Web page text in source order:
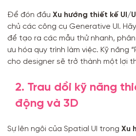
Để đón đầu Xu hướng thiết kế UI/
chủ các công cụ Generative UI.
để tạo ra các mẫu thử nhanh,
ưu hóa quy trình làm việc. Kỹ năng
cho designer sẽ trở thành một lợi
2. Trau dồi kỹ năng
động và 3D
Sự lên ngôi của Spatial UI trong Xu